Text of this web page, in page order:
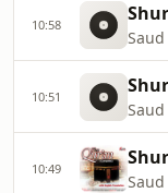
10:58
Saud
10:51
Saud
10:49
Saud